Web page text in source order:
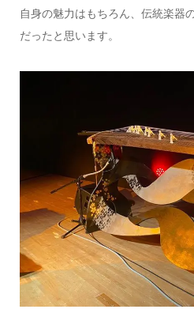
自身の魅力はもちろん、伝統楽器
だったと思います。